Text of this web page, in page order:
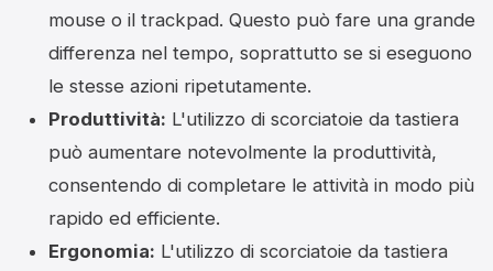
mouse o il trackpad. Questo può fare una grande
differenza nel tempo, soprattutto se si eseguono
le stesse azioni ripetutamente.
Produttività: L'utilizzo di scorciatoie da tastiera
può aumentare notevolmente la produttività,
consentendo di completare le attività in modo più
rapido ed efficiente.
Ergonomia: L'utilizzo di scorciatoie da tastiera